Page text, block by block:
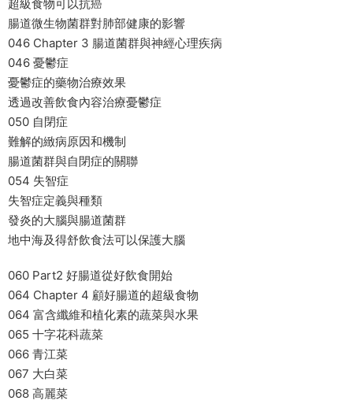
超級食物可以抗癌
腸道微生物菌群對肺部健康的影響
046 Chapter 3 腸道菌群與神經心理疾病
046 憂鬱症
憂鬱症的藥物治療效果
透過改善飲食內容治療憂鬱症
050 自閉症
難解的緻病原因和機制
腸道菌群與自閉症的關聯
054 失智症
失智症定義與種類
發炎的大腦與腸道菌群
地中海及得舒飲食法可以保護大腦
060 Part2 好腸道從好飲食開始
064 Chapter 4 顧好腸道的超級食物
064 富含纖維和植化素的蔬菜與水果
065 十字花科蔬菜
066 青江菜
067 大白菜
068 高麗菜